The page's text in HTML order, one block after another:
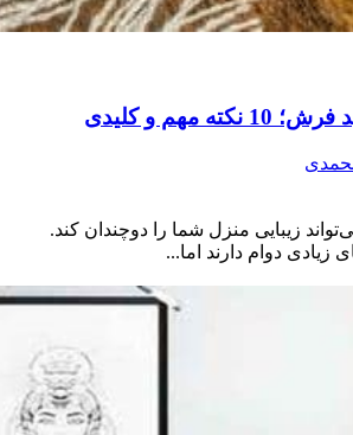
مهم و کلیدی
زیبایی منزل شما را دوچندان کند.
دوام دارند اما...